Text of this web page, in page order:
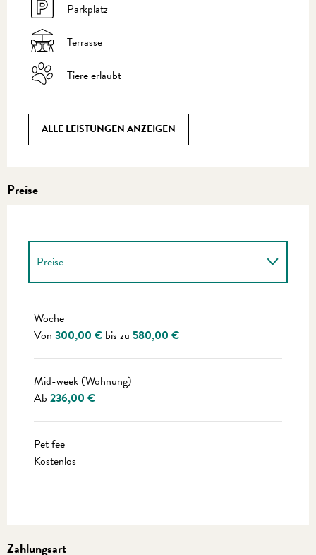
Parkplatz
Terrasse
Tiere erlaubt
ALLE LEISTUNGEN ANZEIGEN
Preise
Preise
Woche
Von 300,00 € bis zu 580,00 €
Mid-week (Wohnung)
Ab 236,00 €
Pet fee
Kostenlos
Zahlungsart